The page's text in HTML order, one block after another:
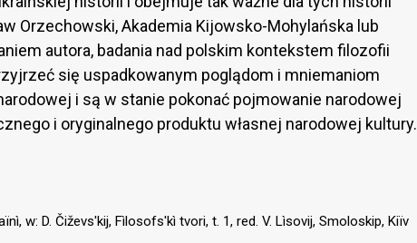
Orzechowski, Akademia Kijowsko-Mohylańska lub
autora, badania nad polskim kontekstem filozofii
się uspadkowanym poglądom i mniemaniom
i są w stanie pokonać pojmowanie narodowej
i oryginalnego produktu własnej narodowej kultury.
w: D. Čiževs′kij, Fìlosofs′kì tvori, t. 1, red. V. Lìsovij, Smoloskip, Kiїv